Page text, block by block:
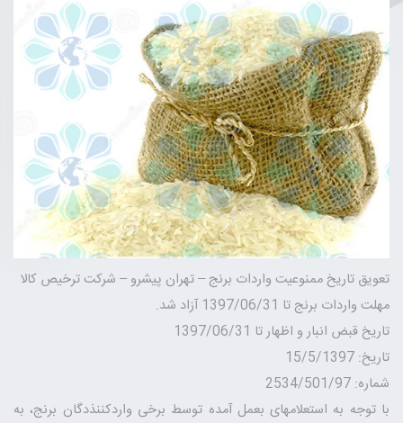
تعویق تاریخ ممنوعیت واردات برنج – تهران پیشرو – شرکت ترخیص کالا
مهلت واردات برنج تا 1397/06/31 آزاد شد.
تاریخ قبض انبار و اظهار تا 1397/06/31
تاریخ: 15/5/1397
شماره: 2534/501/97
با توجه به استعلامهای بعمل آمده توسط برخی واردکننذدگان برنج، به